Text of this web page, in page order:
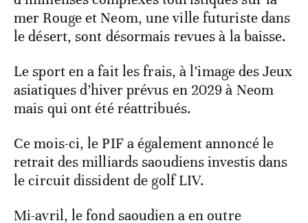
mer Rouge et Neom, une ville futuriste dans
le désert, sont désormais revues à la baisse.
Le sport en a fait les frais, à l’image des Jeux
asiatiques d’hiver prévus en 2029 à Neom
mais qui ont été réattribués.
Ce mois-ci, le PIF a également annoncé le
retrait des milliards saoudiens investis dans
le circuit dissident de golf LIV.
Mi-avril, le fond saoudien a en outre